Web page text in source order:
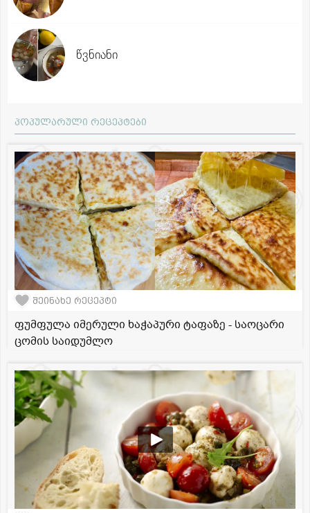
წვნიანი
პოპულარული რეცეპტები
შეინახე რეცეპტი
ფუმფულა იმერული ხაჭაპური ტაფაზე - საოცარი
ცომის საიდუმლო